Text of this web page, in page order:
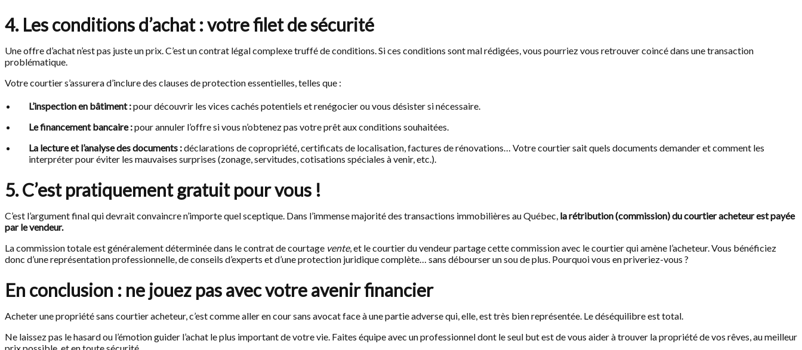
4. Les conditions d’achat : votre filet de sécurité
Une offre d’achat n’est pas juste un prix. C’est un contrat légal complexe truffé de conditions. Si ces conditions sont mal rédigées, vous pourriez vous retrouver coincé dans une transaction
problématique.
Votre courtier s’assurera d’inclure des clauses de protection essentielles, telles que :
L’inspection en bâtiment :pour découvrir les vices cachés potentiels et renégocier ou vous désister si nécessaire.
Le financement bancaire :pour annuler l’offre si vous n’obtenez pas votre prêt aux conditions souhaitées.
La lecture et l’analyse des documents :déclarations de copropriété, certificats de localisation, factures de rénovations… Votre courtier sait quels documents demander et comment les
interpréter pour éviter les mauvaises surprises (zonage, servitudes, cotisations spéciales à venir, etc.).
5. C’est pratiquement gratuit pour vous !
C’est l’argument final qui devrait convaincre n’importe quel sceptique. Dans l’immense majorité des transactions immobilières au Québec, la rétribution (commission) du courtier acheteur est payée
par le vendeur.
La commission totale est généralement déterminée dans le contrat de courtage vente, et le courtier du vendeur partage cette commission avec le courtier qui amène l’acheteur. Vous bénéficiez
donc d’une représentation professionnelle, de conseils d’experts et d’une protection juridique complète… sans débourser un sou de plus. Pourquoi vous en priveriez-vous ?
En conclusion : ne jouez pas avec votre avenir financier
Acheter une propriété sans courtier acheteur, c’est comme aller en cour sans avocat face à une partie adverse qui, elle, est très bien représentée. Le déséquilibre est total.
Ne laissez pas le hasard ou l’émotion guider l’achat le plus important de votre vie. Faites équipe avec un professionnel dont le seul but est de vous aider à trouver la propriété de vos rêves, au meilleur